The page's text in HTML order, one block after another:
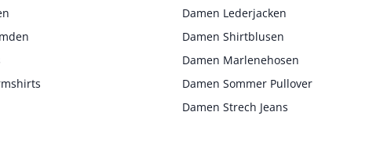
Damen Lederjacken
Damen Shirtblusen
Damen Marlenehosen
Damen Sommer Pullover
Damen Strech Jeans